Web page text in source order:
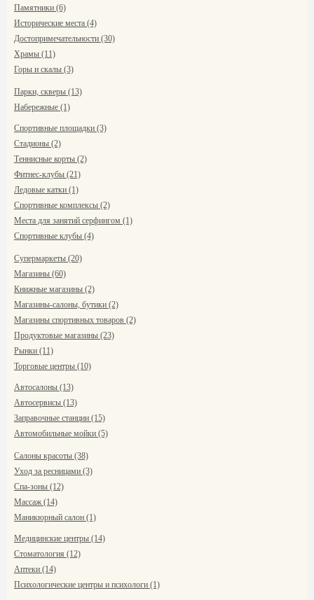
Памятники (6)
Исторические места (4)
Достопримечательности (30)
Храмы (11)
Горы и скалы (3)
Парки, скверы (13)
Набережные (1)
Спортивные площадки (3)
Стадионы (2)
Теннисные корты (2)
Фитнес-клубы (21)
Ледовые катки (1)
Спортивные комплексы (2)
Места для занятий серфингом (1)
Спортивные клубы (4)
Супермаркеты (20)
Магазины (60)
Книжные магазины (2)
Магазины-салоны, бутики (2)
Магазины спортивных товаров (2)
Продуктовые магазины (23)
Рынки (11)
Торговые центры (10)
Автосалоны (13)
Автосервисы (13)
Заправочные станции (15)
Автомобильные мойки (5)
Салоны красоты (38)
Уход за ресницами (3)
Спа-зоны (12)
Массаж (14)
Маникюрный салон (1)
Медицинские центры (14)
Стоматология (12)
Аптеки (14)
Психологические центры и психологи (1)